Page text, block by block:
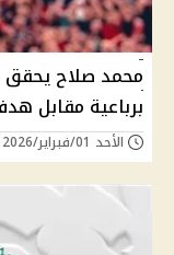
محمد صلاح يحقق
برباعية مقابل
الأحد 01/فبراير/2026 - 12:33 ص